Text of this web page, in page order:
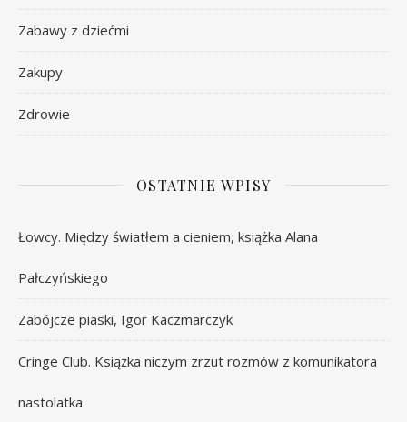
Zabawy z dziećmi
Zakupy
Zdrowie
OSTATNIE WPISY
Łowcy. Między światłem a cieniem, książka Alana
Pałczyńskiego
Zabójcze piaski, Igor Kaczmarczyk
Cringe Club. Książka niczym zrzut rozmów z komunikatora
nastolatka